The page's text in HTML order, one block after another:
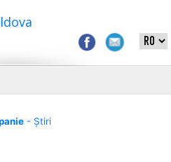
- Știri